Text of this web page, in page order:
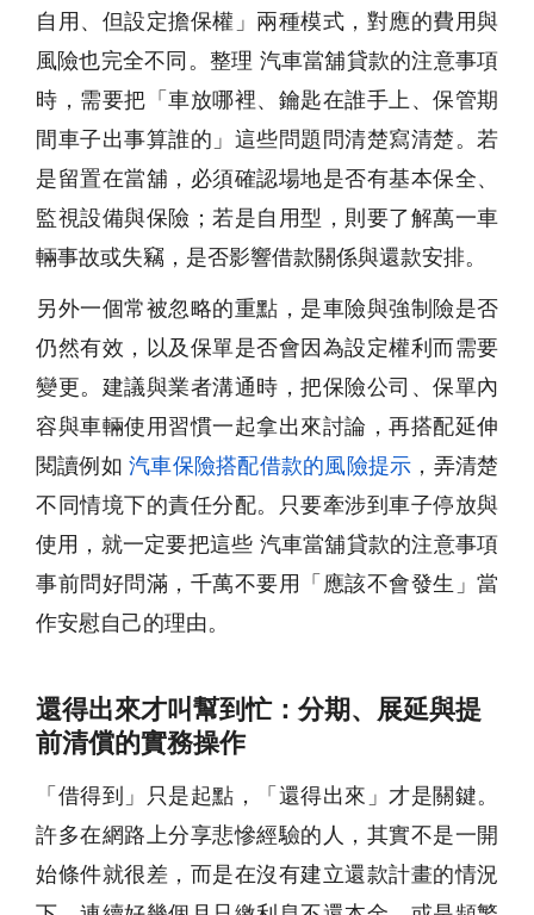
自用、但設定擔保權」兩種模式，對應的費用與
風險也完全不同。整理 汽車當舖貸款的注意事項
時，需要把「車放哪裡、鑰匙在誰手上、保管期
間車子出事算誰的」這些問題問清楚寫清楚。若
是留置在當舖，必須確認場地是否有基本保全、
監視設備與保險；若是自用型，則要了解萬一車
輛事故或失竊，是否影響借款關係與還款安排。
另外一個常被忽略的重點，是車險與強制險是否
仍然有效，以及保單是否會因為設定權利而需要
變更。建議與業者溝通時，把保險公司、保單內
容與車輛使用習慣一起拿出來討論，再搭配延伸
閱讀例如 汽車保險搭配借款的風險提示 ，弄清楚
不同情境下的責任分配。只要牽涉到車子停放與
使用，就一定要把這些 汽車當舖貸款的注意事項
事前問好問滿，千萬不要用「應該不會發生」當
作安慰自己的理由。
還得出來才叫幫到忙：分期、展延與提
前清償的實務操作
「借得到」只是起點，「還得出來」才是關鍵。
許多在網路上分享悲慘經驗的人，其實不是一開
始條件就很差，而是在沒有建立還款計畫的情況